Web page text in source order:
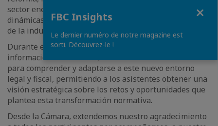
sector energético venezolano e incorpora nuevas
dinámicas para la participación privada y el desarrollo
de la industria.
Durante el encuentro, los ponentes compartieron
información de alto valor, así como herramientas clave
para comprender y adaptarse a este nuevo entorno
legal y fiscal, permitiendo a los asistentes obtener una
visión estratégica sobre los retos y oportunidades que
plantea esta transformación normativa.
Desde la Cámara, extendemos nuestro agradecimiento
FBC Insights
Le dernier numéro de notre magazine est
sorti. Découvrez-le !